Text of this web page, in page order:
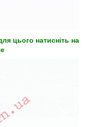
цього натисніть на